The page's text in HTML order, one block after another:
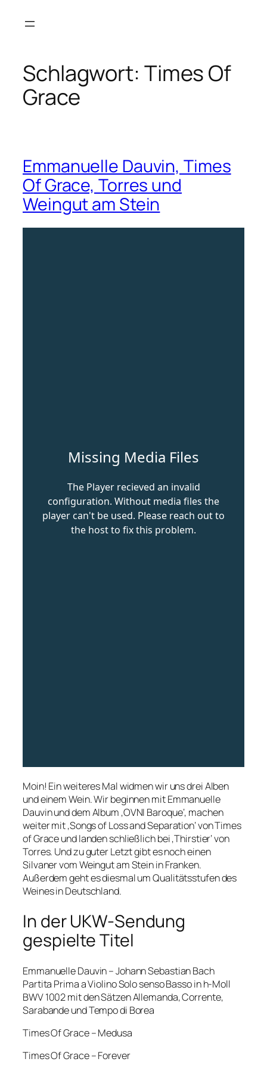
Inhalt
Schlagwort: Times Of
Grace
Emmanuelle Dauvin, Times
Of Grace, Torres und
Weingut am Stein
Moin! Ein weiteres Mal widmen wir uns drei Alben
und einem Wein. Wir beginnen mitEmmanuelle
Dauvin und dem Album ‚OVNI Baroque‘, machen
weiter mit‚Songs of Loss and Separation‘ von Times
of Grace und landen schließlich bei ‚Thirstier‘ von
Torres. Und zu guter Letzt gibt es noch einen
Silvaner vom Weingut am Stein in Franken.
Außerdem geht es diesmal um Qualitätsstufen des
Weines in Deutschland.
In der UKW-Sendung
gespielte Titel
Emmanuelle Dauvin – Johann Sebastian Bach
Partita Prima a Violino Solo senso Basso in h-Moll
BWV 1002 mit den Sätzen Allemanda, Corrente,
Sarabande und Tempo di Borea
Times Of Grace – Medusa
Times Of Grace – Forever